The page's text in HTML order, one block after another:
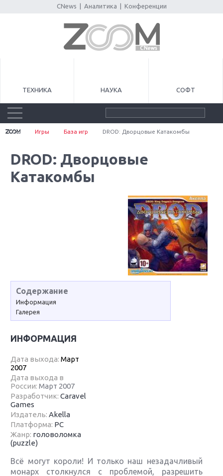
CNews Аналитика Конференции
ТЕХНИКА НАУКА СОФТ
Игры База игр DROD: Дворцовые Катакомбы
DROD: Дворцовые
Катакомбы
Содержание
Информация
Галерея
ИНФОРМАЦИЯ
Дата выхода:Март
2007
Дата выхода в
России:Март 2007
Разработчик:Caravel
Games
Издатель:Akella
Платформа: PC
Жанр: головоломка
(puzzle)
Всё могут короли! И только наш незадачливый
монарх столкнулся с проблемой, разрешить